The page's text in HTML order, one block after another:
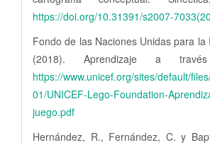
https://doi.org/10.31391/s2007-
Fondo de las Naciones Unidas para la
(2018). Aprendizaje a
https://www.unicef.org/sites/default/
01/UNICEF-Lego-Foundation-
juego.pdf
Hernández, R., Fernández, C. y